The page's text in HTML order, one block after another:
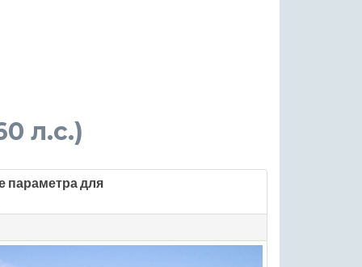
л.с.)
параметра для